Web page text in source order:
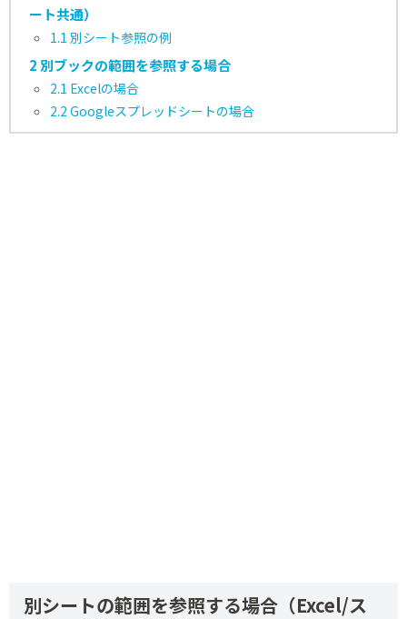
ート共通）
1.1 別シート参照の例
2 別ブックの範囲を参照する場合
2.1 Excelの場合
2.2 Googleスプレッドシートの場合
別シートの範囲を参照する場合（Excel/ス